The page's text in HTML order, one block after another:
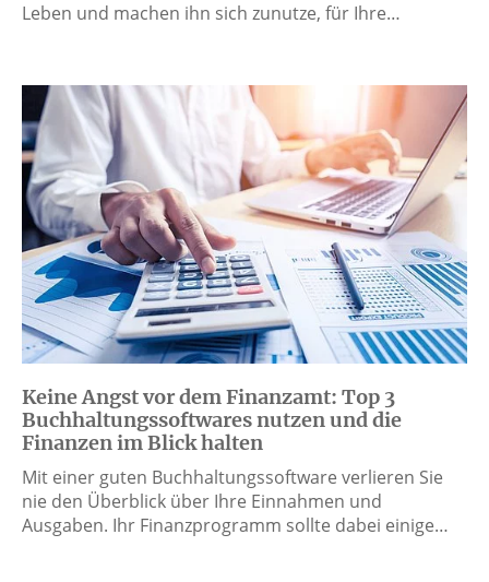
Leben und machen ihn sich zunutze, für Ihre…
Keine Angst vor dem Finanzamt: Top 3
Buchhaltungssoftwares nutzen und die
Finanzen im Blick halten
Mit einer guten Buchhaltungssoftware verlieren Sie
nie den Überblick über Ihre Einnahmen und
Ausgaben. Ihr Finanzprogramm sollte dabei einige…